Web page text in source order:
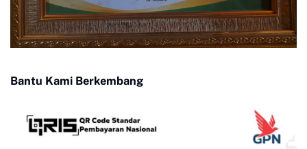
Bantu Kami Berkembang